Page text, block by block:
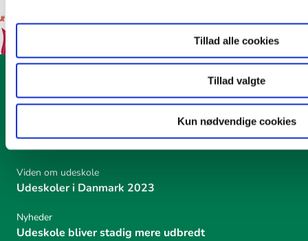
Tillad alle cookies
Tillad valgte
Kun nødvendige cookies
Seneste
Den livgivende sol
Viden om udeskole
Udeskoler i Danmark 2023
Nyheder
Udeskole bliver stadig mere udbredt